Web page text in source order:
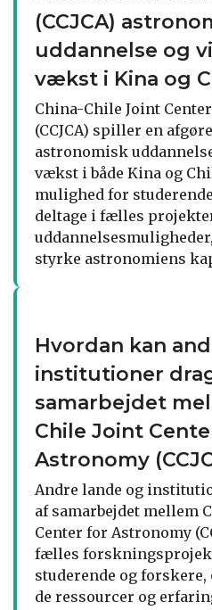
(CCJCA)
uddannelse og
vækst i Kina og
China-Chile Joint
(CCJCA) spiller en
astronomisk
vækst i både Kina og
mulighed for
deltage i fælles
styrke astronomiens
Hvordan kan
institutioner
samarbejdet
Chile Joint
Astronomy
Andre lande og
af samarbejdet mellem
Center for Astronomy
fælles
studerende og forskere,
de ressourcer og